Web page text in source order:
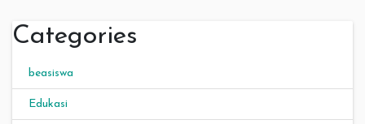
Categories
beasiswa
Edukasi